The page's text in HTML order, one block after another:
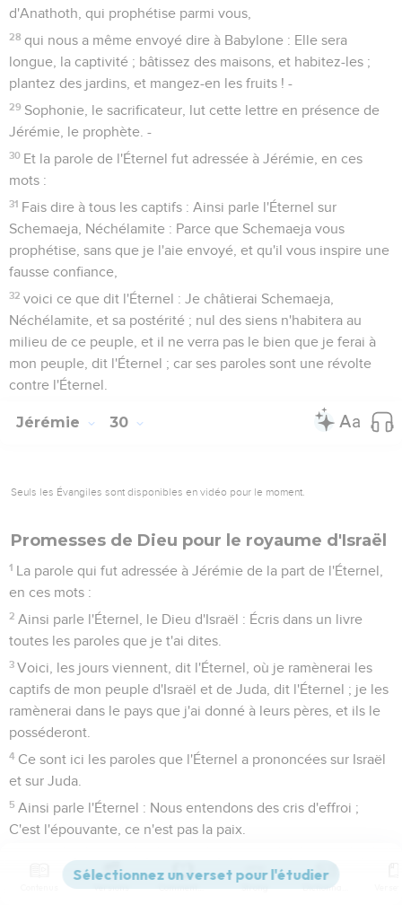
d'Anathoth, qui prophétise parmi vous,
28 qui nous a même envoyé dire à Babylone : Elle sera
longue, la captivité ; bâtissez des maisons, et habitez-les ;
plantez des jardins, et mangez-en les fruits ! -
29 Sophonie, le sacrificateur, lut cette lettre en présence de
Jérémie, le prophète. -
30 Et la parole de l'Éternel fut adressée à Jérémie, en ces
mots :
31 Fais dire à tous les captifs : Ainsi parle l'Éternel sur
Schemaeja, Néchélamite : Parce que Schemaeja vous
prophétise, sans que je l'aie envoyé, et qu'il vous inspire une
fausse confiance,
32 voici ce que dit l'Éternel : Je châtierai Schemaeja,
Néchélamite, et sa postérité ; nul des siens n'habitera au
milieu de ce peuple, et il ne verra pas le bien que je ferai à
mon peuple, dit l'Éternel ; car ses paroles sont une révolte
contre l'Éternel.
Jérémie 30
Seuls les Évangiles sont disponibles en vidéo pour le moment.
Promesses de Dieu pour le royaume d'Israël
1 La parole qui fut adressée à Jérémie de la part de l'Éternel,
en ces mots :
2 Ainsi parle l'Éternel, le Dieu d'Israël : Écris dans un livre
toutes les paroles que je t'ai dites.
3 Voici, les jours viennent, dit l'Éternel, où je ramènerai les
captifs de mon peuple d'Israël et de Juda, dit l'Éternel ; je les
ramènerai dans le pays que j'ai donné à leurs pères, et ils le
posséderont.
4 Ce sont ici les paroles que l'Éternel a prononcées sur Israël
et sur Juda.
5 Ainsi parle l'Éternel : Nous entendons des cris d'effroi ;
C'est l'épouvante, ce n'est pas la paix.
vois-je tous les hommes les mains sur leurs reins, Comme
Versions Commentaires Strong